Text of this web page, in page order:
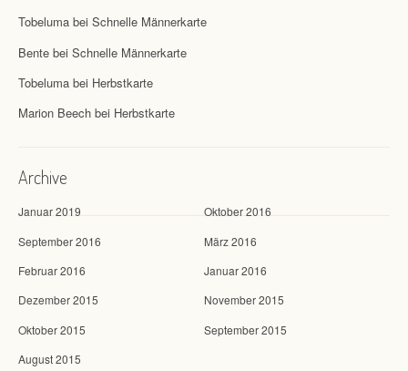
Tobeluma bei Schnelle Männerkarte
Bente bei Schnelle Männerkarte
Tobeluma bei Herbstkarte
Marion Beech bei Herbstkarte
Archive
Januar 2019
Oktober 2016
September 2016
März 2016
Februar 2016
Januar 2016
Dezember 2015
November 2015
Oktober 2015
September 2015
August 2015